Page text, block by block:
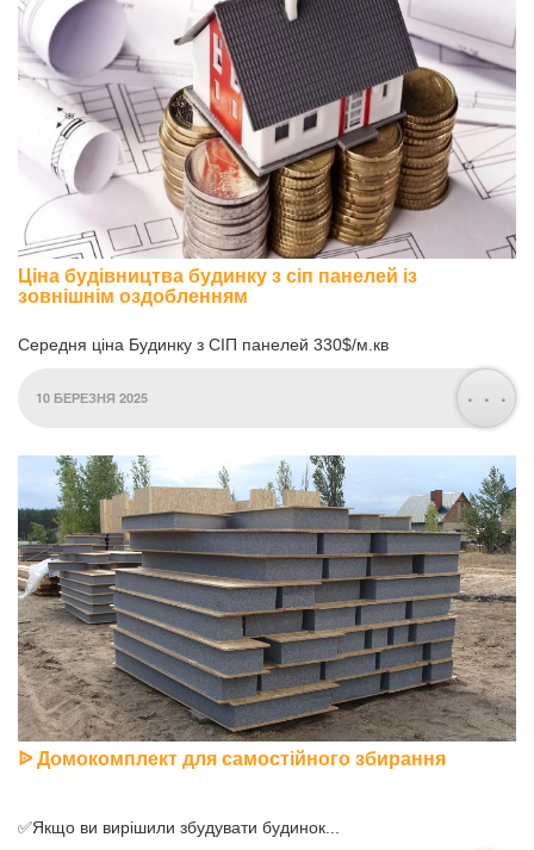
Ціна будівництва будинку з сіп панелей із
зовнішнім оздобленням
Середня ціна Будинку з СІП панелей 330$/м.кв
10 БЕРЕЗНЯ 2025 . . .
ᐉ Домокомплект для самостійного збирання
✅Якщо ви вирішили збудувати будинок...